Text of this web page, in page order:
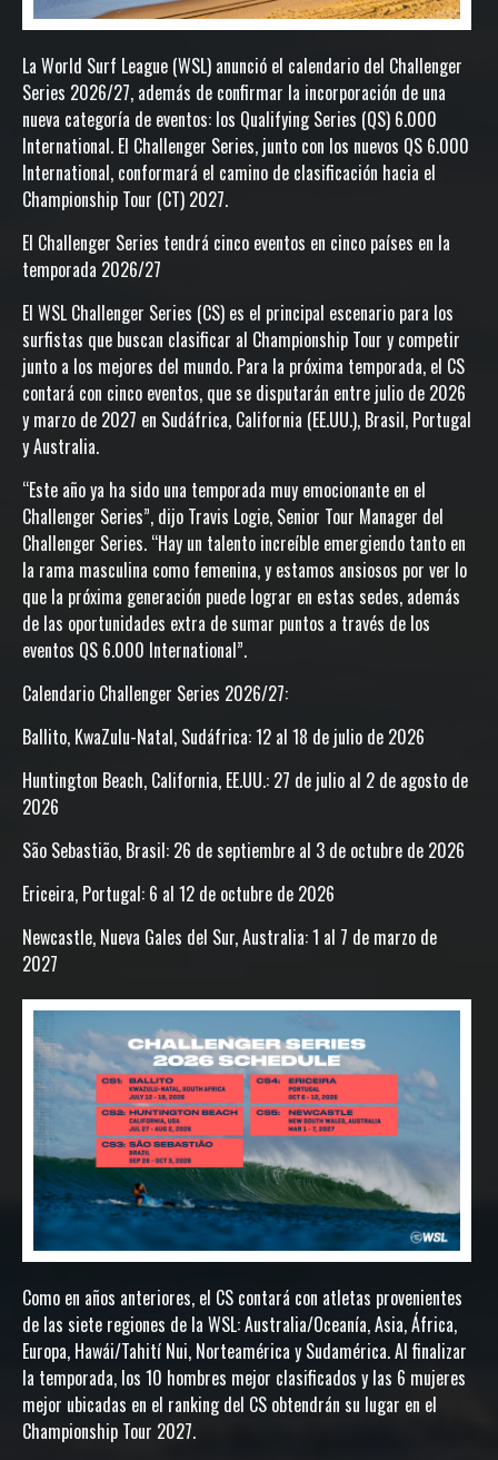
La World Surf League (WSL) anunció el calendario del Challenger
Series 2026/27, además de confirmar la incorporación de una
nueva categoría de eventos: los Qualifying Series (QS) 6.000
International. El Challenger Series, junto con los nuevos QS 6.000
International, conformará el camino de clasificación hacia el
Championship Tour (CT) 2027.
El Challenger Series tendrá cinco eventos en cinco países en la
temporada 2026/27
El WSL Challenger Series (CS) es el principal escenario para los
surfistas que buscan clasificar al Championship Tour y competir
junto a los mejores del mundo. Para la próxima temporada, el CS
contará con cinco eventos, que se disputarán entre julio de 2026
y marzo de 2027 en Sudáfrica, California (EE.UU.), Brasil, Portugal
y Australia.
“Este año ya ha sido una temporada muy emocionante en el
Challenger Series”, dijo Travis Logie, Senior Tour Manager del
Challenger Series. “Hay un talento increíble emergiendo tanto en
la rama masculina como femenina, y estamos ansiosos por ver lo
que la próxima generación puede lograr en estas sedes, además
de las oportunidades extra de sumar puntos a través de los
eventos QS 6.000 International”.
Calendario Challenger Series 2026/27:
Ballito, KwaZulu-Natal, Sudáfrica: 12 al 18 de julio de 2026
Huntington Beach, California, EE.UU.: 27 de julio al 2 de agosto de
2026
São Sebastião, Brasil: 26 de septiembre al 3 de octubre de 2026
Ericeira, Portugal: 6 al 12 de octubre de 2026
Newcastle, Nueva Gales del Sur, Australia: 1 al 7 de marzo de
2027
Como en años anteriores, el CS contará con atletas provenientes
de las siete regiones de la WSL: Australia/Oceanía, Asia, África,
Europa, Hawái/Tahití Nui, Norteamérica y Sudamérica. Al finalizar
la temporada, los 10 hombres mejor clasificados y las 6 mujeres
mejor ubicadas en el ranking del CS obtendrán su lugar en el
Championship Tour 2027.